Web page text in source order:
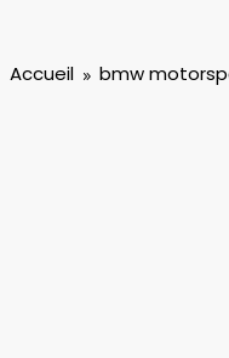
Accueil bmw